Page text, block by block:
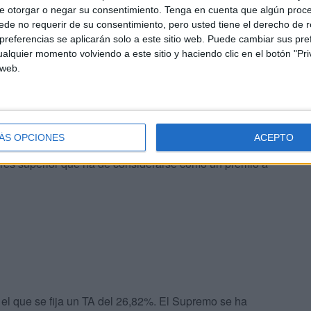
otorgar o negar su consentimiento. Tenga en cuenta que algún
no requerir de su consentimiento, pero usted tiene el derecho de
se aplicarán solo a este sitio web. Puede cambiar sus
momento volviendo a este sitio y haciendo clic en el botón
OPCIONES ACEPTO
en el artículo 3 de la Ley de Usura, esto es, el
recibida y si hubiera satisfecho parte de
al prestatario lo que, tomando en cuenta el total
debe ser lo mismo un préstamo para financiar una
de una línea de crédito de libre disposición, donde
de una operación que lleva implícito un mayor riesgo
superior que ha de considerarse como un premio a
que se fija un TA del 26,82%. El Supremo se ha